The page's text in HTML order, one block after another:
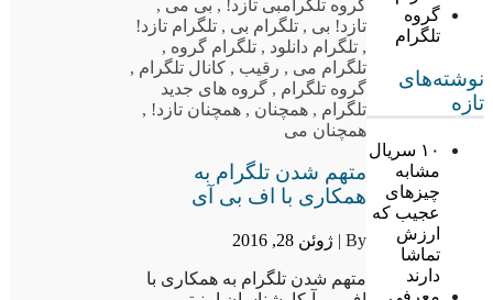
گروه
تلگرام
نوشته‌های
تازه
۱۰ سریال
مشابه
چیزهای
عجیب که
ارزش
تماشا
دارند
معرفی
گروه تلگرامبی تازد! , بی می ,
تازد! بی , تلگرام بی , تلگرام تازد!
, تلگرام دانلود , تلگرام گروه ,
تلگرام می , رقیب , کانال تلگرام ,
گروه تلگرام , گروه های جدید
تلگرام , همچنان , همچنان تازد! ,
همچنان می
متهم شدن تلگرام به
همکاری با اف بی آی
By | ژوئن 28, 2016
متهم شدن تلگرام به همکاری با